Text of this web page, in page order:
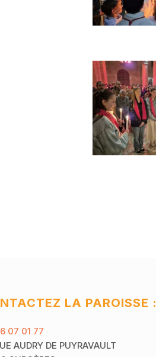
LA PAROISSE :
07 01 77
AUDRY DE PUYRAVAULT